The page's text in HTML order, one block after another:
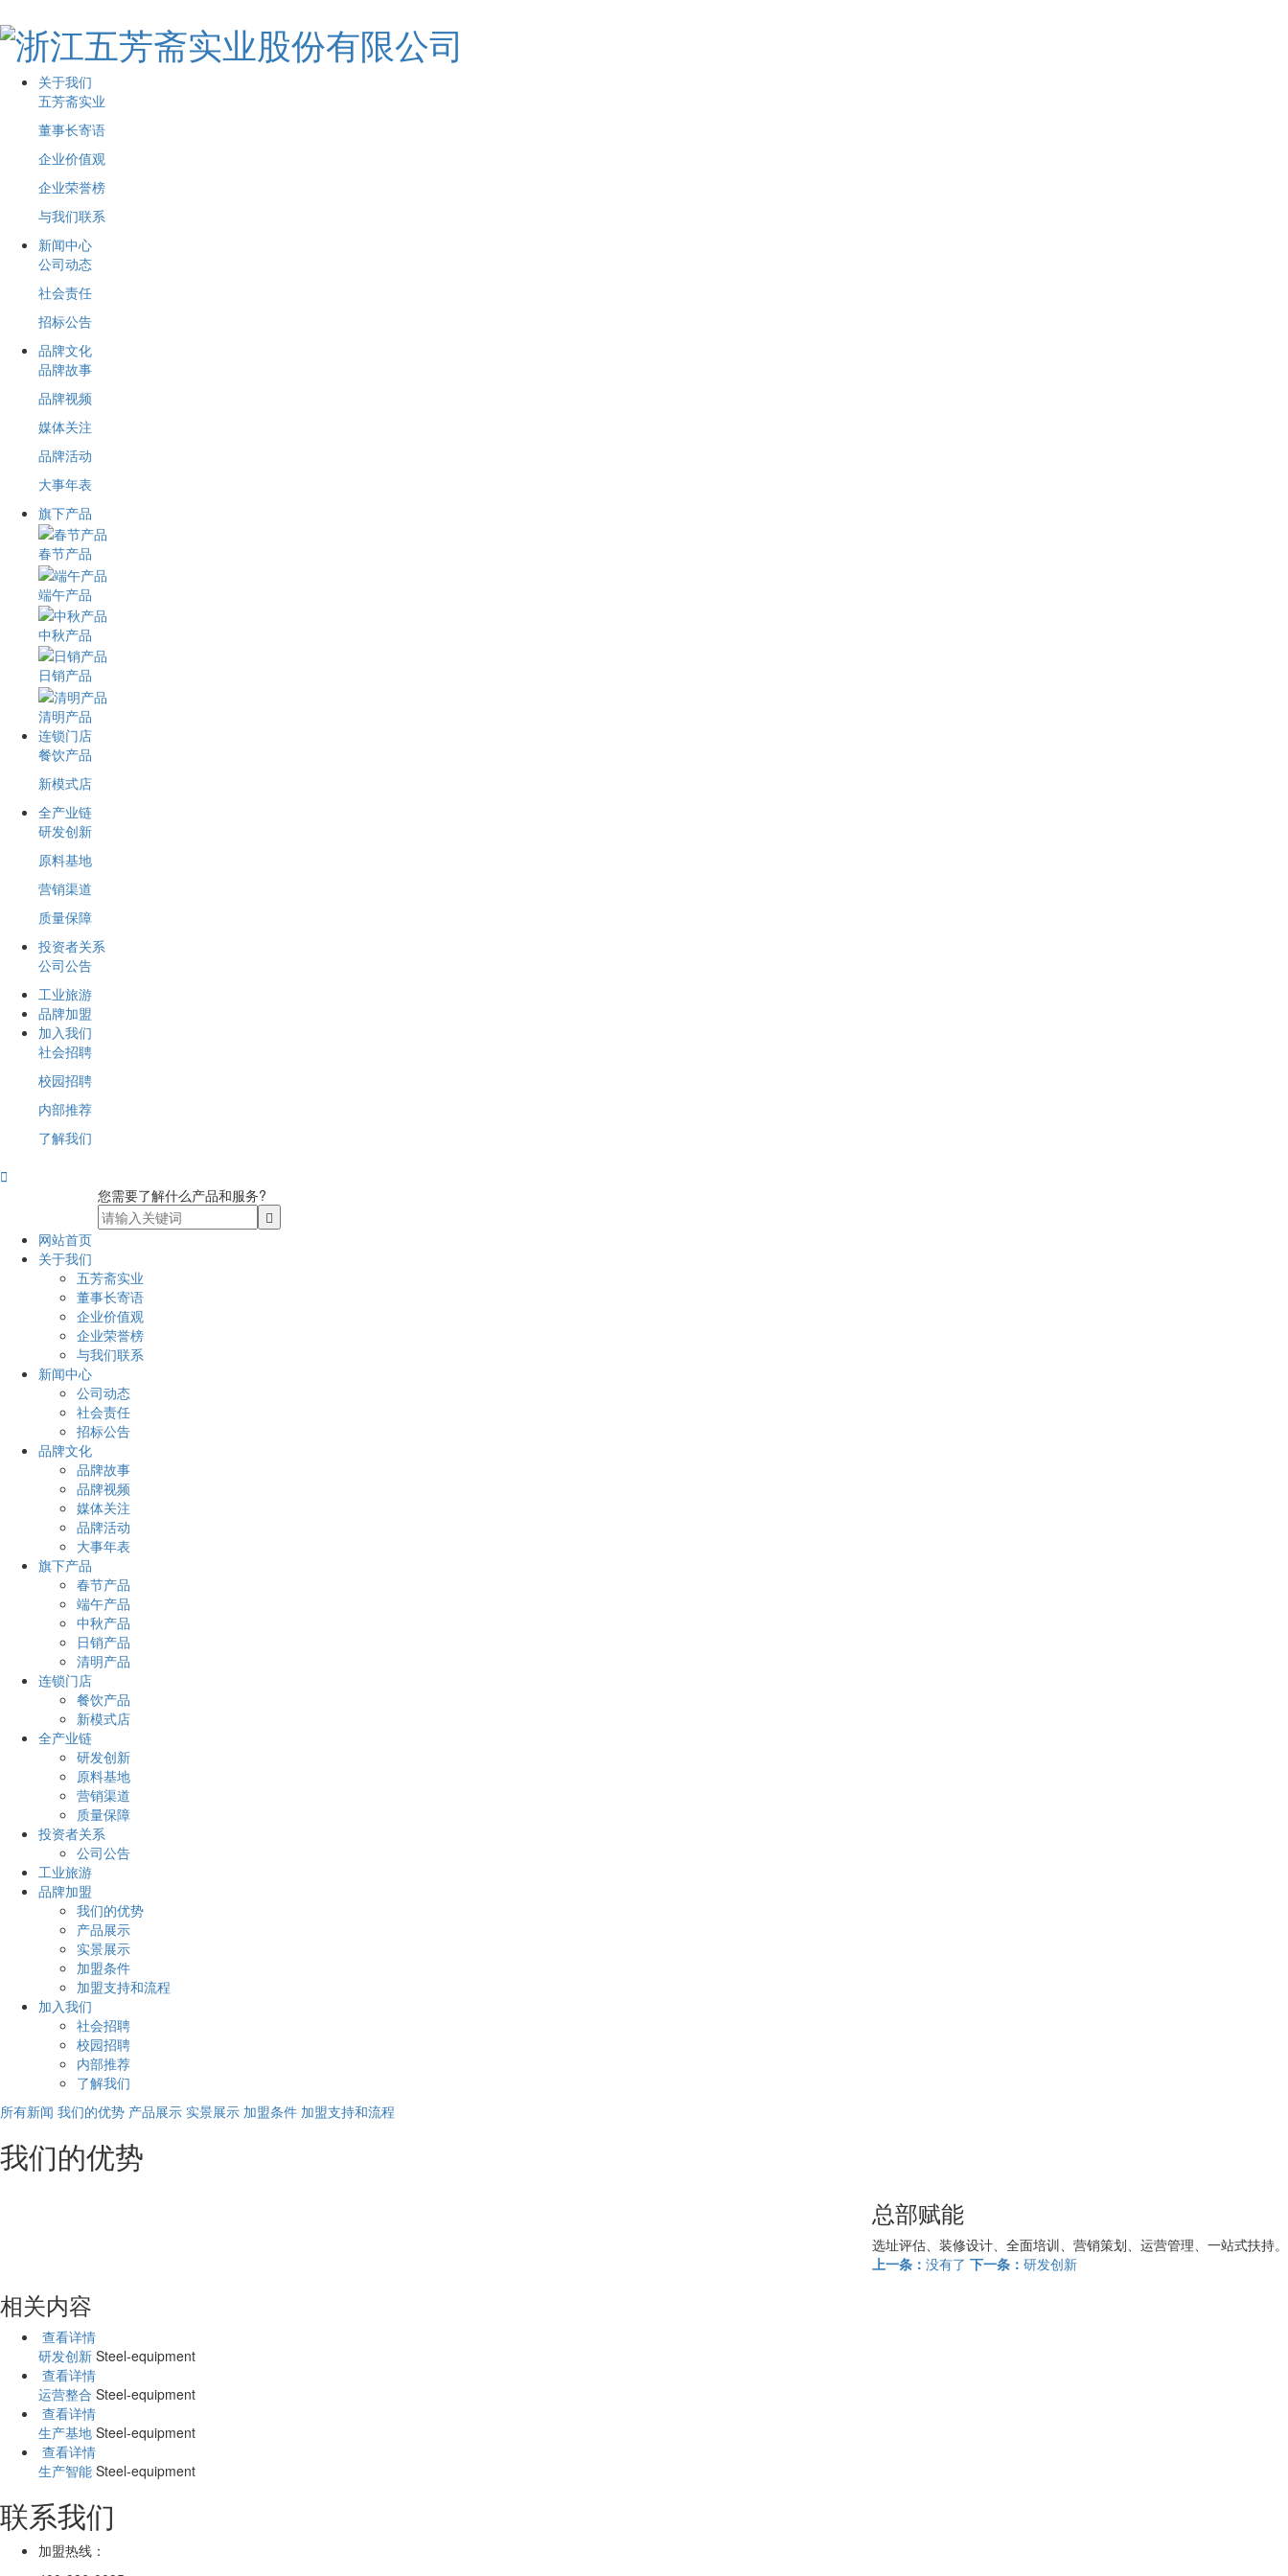
关于我们
五芳斋实业
董事长寄语
企业价值观
企业荣誉榜
与我们联系
新闻中心
公司动态
社会责任
招标公告
品牌文化
品牌故事
品牌视频
媒体关注
品牌活动
大事年表
旗下产品
春节产品
端午产品
中秋产品
日销产品
清明产品
连锁门店
餐饮产品
新模式店
全产业链
研发创新
原料基地
营销渠道
质量保障
投资者关系
公司公告
工业旅游
品牌加盟
加入我们
社会招聘
校园招聘
内部推荐
了解我们

您需要了解什么产品和服务?
网站首页
关于我们
五芳斋实业
董事长寄语
企业价值观
企业荣誉榜
与我们联系
新闻中心
公司动态
社会责任
招标公告
品牌文化
品牌故事
品牌视频
媒体关注
品牌活动
大事年表
旗下产品
春节产品
端午产品
中秋产品
日销产品
清明产品
连锁门店
餐饮产品
新模式店
全产业链
研发创新
原料基地
营销渠道
质量保障
投资者关系
公司公告
工业旅游
品牌加盟
我们的优势
产品展示
实景展示
加盟条件
加盟支持和流程
加入我们
社会招聘
校园招聘
内部推荐
了解我们
所有新闻 我们的优势 产品展示 实景展示 加盟条件 加盟支持和流程
我们的优势
总部赋能
选址评估、装修设计、全面培训、营销策划、运营管理、一站式扶持。
上一条： 没有了 下一条： 研发创新
相关内容
查看详情
研发创新 Steel-equipment
查看详情
运营整合 Steel-equipment
查看详情
生产基地 Steel-equipment
查看详情
生产智能 Steel-equipment
联系我们
加盟热线：